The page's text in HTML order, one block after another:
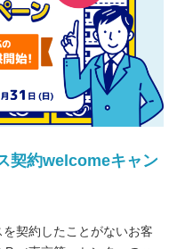
契約welcomeキャン
契約したことがないお客